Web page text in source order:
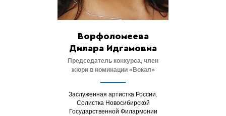
Ворфоломеева
Дилара Идгамовна
Председатель конкурса, член
жюри в номинации «Вокал»
Заслуженная артистка России.
Солистка Новосибирской
Государственной Филармонии